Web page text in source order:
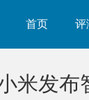
首页 评
米发布